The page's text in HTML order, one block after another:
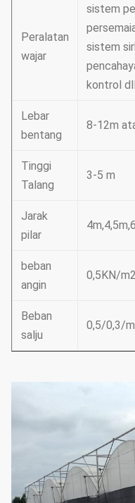
Peralatan
wajar
sistem
sistem
kontrol dll
Lebar
bentang
8-12m
Tinggi
Talang
3-5 m
Jarak
pilar
beban
angin
0,5KN/m2
Beban
salju
0,5/0,3/